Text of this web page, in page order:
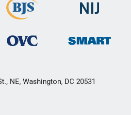
NE, Washington, DC 20531